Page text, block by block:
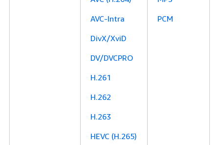
AVC-Intra
DivX/XviD
DV/DVCPRO
H.261
H.262
H.263
HEVC (H.265)
PCM